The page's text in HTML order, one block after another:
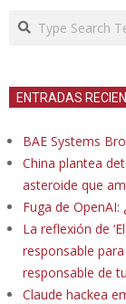
Search
ENTRADAS
BAE Systems
China plantea
asteroide que
Fuga de
La reflexión de
responsable
responsable de
Claude hackea